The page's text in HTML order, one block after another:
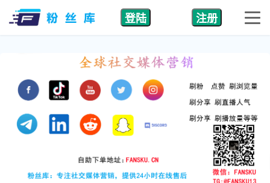
登陆 注册